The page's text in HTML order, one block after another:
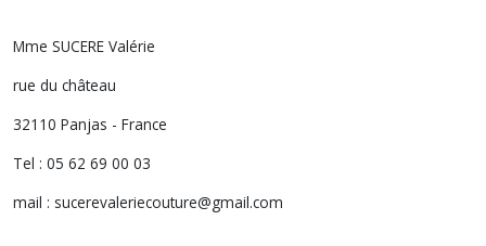
Mme SUCERE Valérie
rue du château
32110 Panjas - France
Tel : 05 62 69 00 03
mail : sucerevaleriecouture@gmail.com